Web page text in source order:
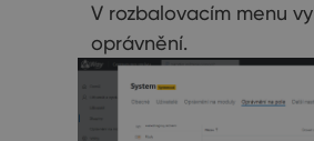
V rozbalovacím menu
oprávnění.